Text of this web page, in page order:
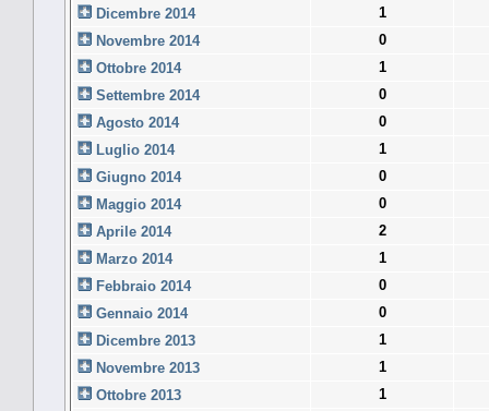
Dicembre 2014
1
Novembre 2014
0
Ottobre 2014
1
Settembre 2014
0
Agosto 2014
0
Luglio 2014
1
Giugno 2014
0
Maggio 2014
0
Aprile 2014
2
Marzo 2014
1
Febbraio 2014
0
Gennaio 2014
0
Dicembre 2013
1
Novembre 2013
1
Ottobre 2013
1